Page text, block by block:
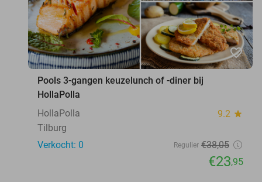
favorite_border
Pools 3-gangen keuzelunch of -diner bij
HollaPolla
HollaPolla
9.2 star
Tilburg
Verkocht: 0
Regulier €38,05
€23,95